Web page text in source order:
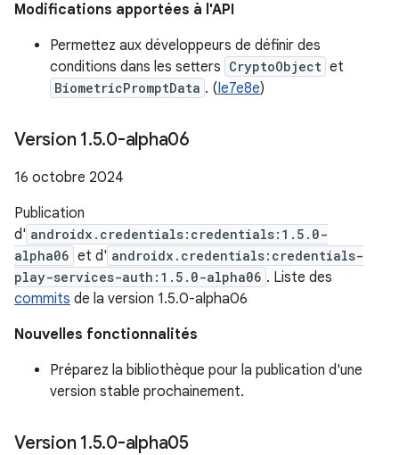
Modifications apportées à l'API
Permettez aux développeurs de définir des
conditions dans les setters CryptoObject et
BiometricPromptData . (Ie7e8e)
Version 1.5.0-alpha06
16 octobre 2024
Publication
d' androidx.credentials:credentials:1.5.0-
alpha06 et d' androidx.credentials:credentials-
play-services-auth:1.5.0-alpha06 . Liste des
commits de la version 1.5.0-alpha06
Nouvelles fonctionnalités
Préparez la bibliothèque pour la publication d'une
version stable prochainement.
Version 1.5.0-alpha05